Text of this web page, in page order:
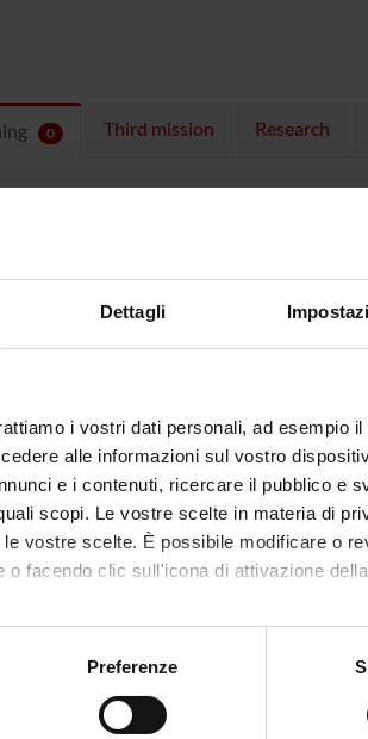
Dettagli
i vostri dati personali, ad esempio
alle informazioni sul vostro
e i contenuti, ricercare il pubblico e
scopi. Le vostre scelte in materia di
vostre scelte. È possibile modificare o
o facendo clic sull'icona di attivazione
anche:
sulla tua posizione geografica, con
Preferenze
0 Third mission Research
the module to see the timetable and course